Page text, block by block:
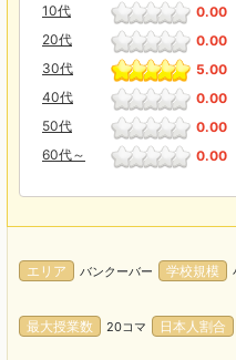
10代
0.00
20代
0.00
30代
5.00
40代
0.00
50代
0.00
60代～
0.00
エリア バンクーバー 学校規模
最大授業数 20コマ 日本人割合